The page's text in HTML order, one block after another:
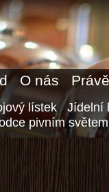
O nás
lístek
Jídelní
pivním světem